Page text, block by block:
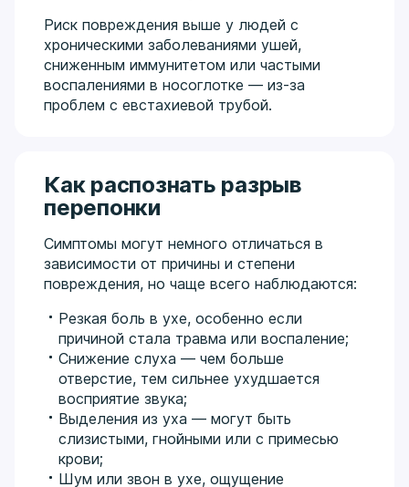
Риск повреждения выше у людей с
хроническими заболеваниями ушей,
сниженным иммунитетом или частыми
воспалениями в носоглотке — из-за
проблем с евстахиевой трубой.
Как распознать разрыв
перепонки
Симптомы могут немного отличаться в
зависимости от причины и степени
повреждения, но чаще всего наблюдаются:
Резкая боль в ухе, особенно если
причиной стала травма или воспаление;
Снижение слуха — чем больше
отверстие, тем сильнее ухудшается
восприятие звука;
Выделения из уха — могут быть
слизистыми, гнойными или с примесью
крови;
Шум или звон в ухе, ощущение